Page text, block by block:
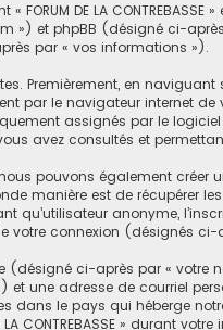
DE LA
») et phpBB (désigné ci-
par « vos informations »).
en naviguant
par le navigateur internet
assignés par le logiciel
avez consultés et
», nous pouvons également
manière est de récupérer
anonyme,
votre connexion (désignés
ci-après par « votre
adresse de courriel
le pays qui héberge
CONTREBASSE » durant